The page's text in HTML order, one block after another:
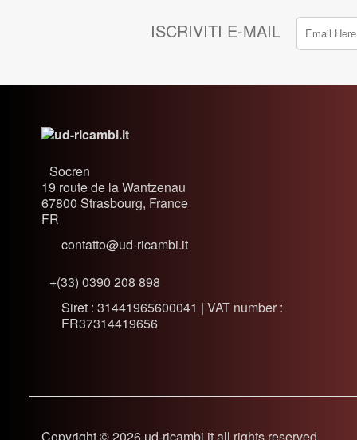
ISCRIVITI E-MAIL
Socren
19 route de la Wantzenau
67800 Strasbourg, France
FR
contatto@ud-ricambi.it
+(33) 0390 208 898
Siret : 31441965600041 | VAT number :
FR37314419656
Copyright © 2026 ud-ricambi.it all rights reserved